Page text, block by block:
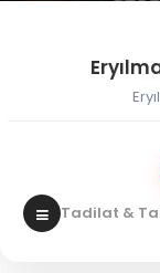
Tadilat &